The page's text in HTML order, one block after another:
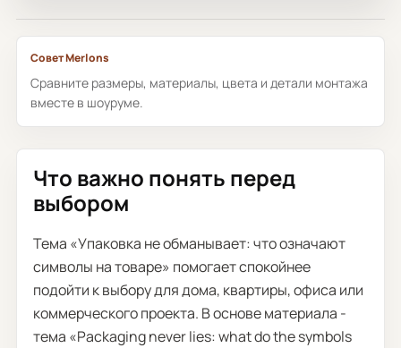
Совет Merlons
Сравните размеры, материалы, цвета и детали монтажа
вместе в шоуруме.
Что важно понять перед
выбором
Тема «Упаковка не обманывает: что означают
символы на товаре» помогает спокойнее
подойти к выбору для дома, квартиры, офиса или
коммерческого проекта. В основе материала -
тема «Packaging never lies: what do the symbols